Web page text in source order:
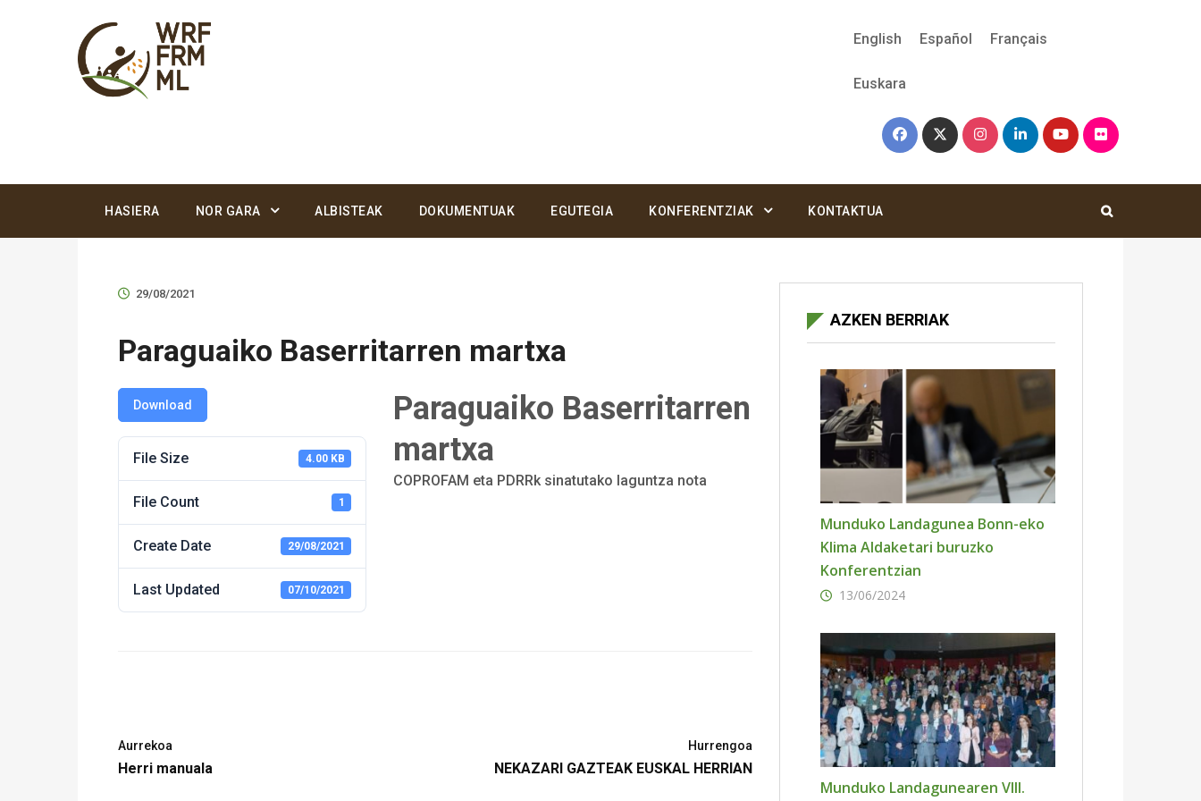
English Español Français
Euskara
HASIERA NOR GARA ALBISTEAK DOKUMENTUAK EGUTEGIA KONFERENTZIAK KONTAKTUA
29/08/2021
Paraguaiko Baserritarren martxa
Download
File Size 4.00 KB
File Count 1
Create Date 29/08/2021
Last Updated 07/10/2021
Paraguaiko Baserritarren
martxa
COPROFAM eta PDRRk sinatutako laguntza nota
Aurrekoa
Herri manuala
Hurrengoa
NEKAZARI GAZTEAK EUSKAL HERRIAN
AZKEN BERRIAK
Munduko Landagunea Bonn-eko
Klima Aldaketari buruzko
Konferentzian
13/06/2024
Munduko Landagunearen VIII.